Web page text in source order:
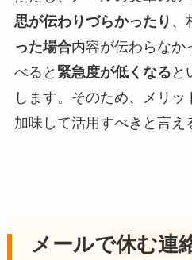
思が伝わりづらかったり 、
った場合内容が伝わらなか
べると 緊急度が低くなる と
します。そのため、メリ
加味して活用すべきと言え
メールで休む連